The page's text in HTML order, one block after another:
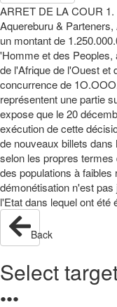
ARRET DE LA COUR
Aquereburu &
un montant de
'Homme et des Peoples,
de l'Afrique de l'Ouest et
concurrence de
représentent une partie
expose que le 20
exécution de cette
de nouveaux billets
selon les propres
des populations à
démonétisation n'est
l'Etat dans lequel ont
Back
Select
●●●